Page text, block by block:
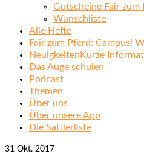
Gutscheine Fair zum
Wunschliste
Alle Hefte
Fair zum Pferd: Campus!
Neuigkeiten Kurze
Das Auge schulen
Podcast
Themen
Über uns
Über unsere App
Die Sattlerliste
31 Okt. 2017